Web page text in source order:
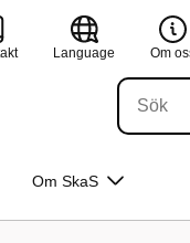
Language Om
Om SkaS